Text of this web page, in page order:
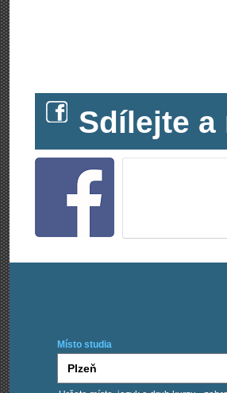
Sdílejte a
Místo studia